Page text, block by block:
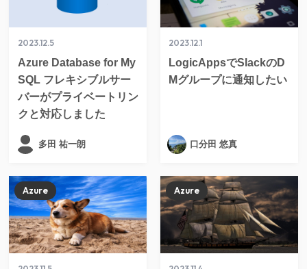
2023.12.5
Azure Database for My
SQL フレキシブルサー
バーがプライベートリン
クと対応しました
多田 祐一朗
2023.12.1
LogicAppsでSlackのD
Mグループに通知したい
口分田 悠真
Azure Azure